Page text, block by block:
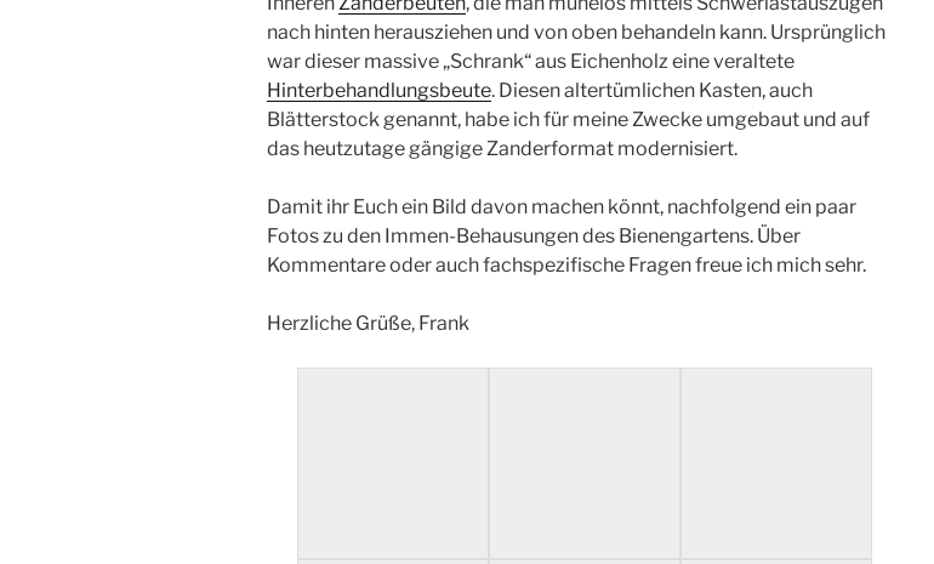
nach hinten herausziehen und von oben behandeln kann. Ursprünglich
war dieser massive „Schrank“ aus Eichenholz eine veraltete
Hinterbehandlungsbeute. Diesen altertümlichen Kasten, auch
Blätterstock genannt, habe ich für meine Zwecke umgebaut und auf
das heutzutage gängige Zanderformat modernisiert.
Damit ihr Euch ein Bild davon machen könnt, nachfolgend ein paar
Fotos zu den Immen-Behausungen des Bienengartens. Über
Kommentare oder auch fachspezifische Fragen freue ich mich sehr.
Herzliche Grüße, Frank